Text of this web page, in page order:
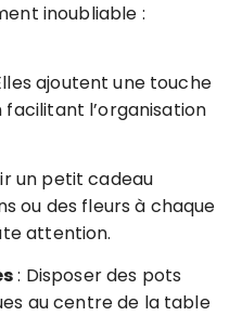
inoubliable :
ajoutent une touche
l’organisation
un petit cadeau
ou des fleurs à chaque
attention.
: Disposer des pots
au centre de la table